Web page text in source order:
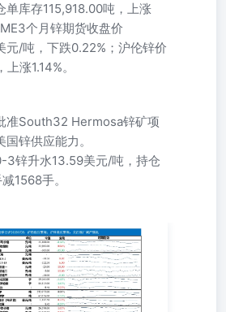
单库存115,918.00吨，上涨
个月锌期货收盘价
元/吨，下跌0.22%；沪伦锌价
涨1.14%。
准South32 Hermosa锌矿项
国锌供应能力。
3锌升水13.59美元/吨，持仓
1568手。